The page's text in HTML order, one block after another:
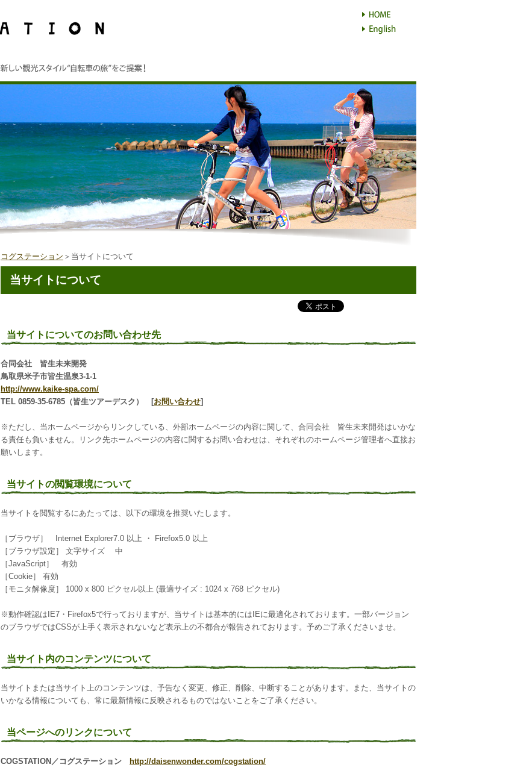
コグステーション ＞当サイトについて
当サイトについて
当サイトについてのお問い合わせ先
合同会社 皆生未来開発
鳥取県米子市皆生温泉3-1-1
http://www.kaike-spa.com/
TEL 0859-35-6785（皆生ツアーデスク） [お問い合わせ]
※ただし、当ホームページからリンクしている、外部ホームページの内容に関して、合同会社 皆生未来開発はいかな
る責任も負いません。リンク先ホームページの内容に関するお問い合わせは、それぞれのホームページ管理者へ直接お
願いします。
当サイトの閲覧環境について
当サイトを閲覧するにあたっては、以下の環境を推奨いたします。
［ブラウザ］ Internet Explorer7.0 以上 ・ Firefox5.0 以上
［ブラウザ設定］ 文字サイズ 中
［JavaScript］ 有効
［Cookie］ 有効
［モニタ解像度］ 1000 x 800 ピクセル以上 (最適サイズ : 1024 x 768 ピクセル)
※動作確認はIE7・Firefox5で行っておりますが、当サイトは基本的にはIEに最適化されております。一部バージョン
のブラウザではCSSが上手く表示されないなど表示上の不都合が報告されております。予めご了承くださいませ。
当サイト内のコンテンツについて
当サイトまたは当サイト上のコンテンツは、予告なく変更、修正、削除、中断することがあります。また、当サイトの
いかなる情報についても、常に最新情報に反映されるものではないことをご了承ください。
当ページへのリンクについて
COGSTATION／コグステーション http://daisenwonder.com/cogstation/